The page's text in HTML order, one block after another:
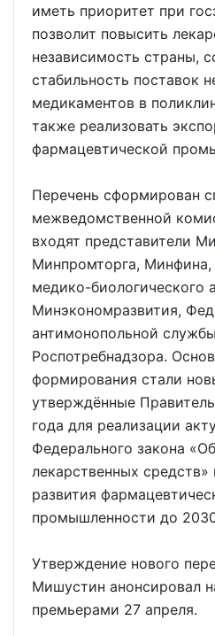
иметь приоритет при
позволит повысить
независимость страны,
стабильность поставок
медикаментов в
также реализовать
фармацевтической
Перечень сформирован
межведомственной
входят представители
Минпромторга, Минфина,
медико-биологического
Минэкономразвития,
антимонопольной
Роспотребнадзора.
формирования стали
утверждённые
года для реализации
Федерального закона
лекарственных средств»
развития
промышленности до
Утверждение нового
Мишустин анонсировал
премьерами 27 апреля.